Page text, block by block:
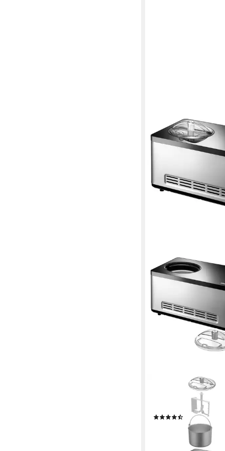
Eismaschine Gusto
(214)
ab 279,00 € UVP
nur diesen Monat
mtl. in 24 Raten